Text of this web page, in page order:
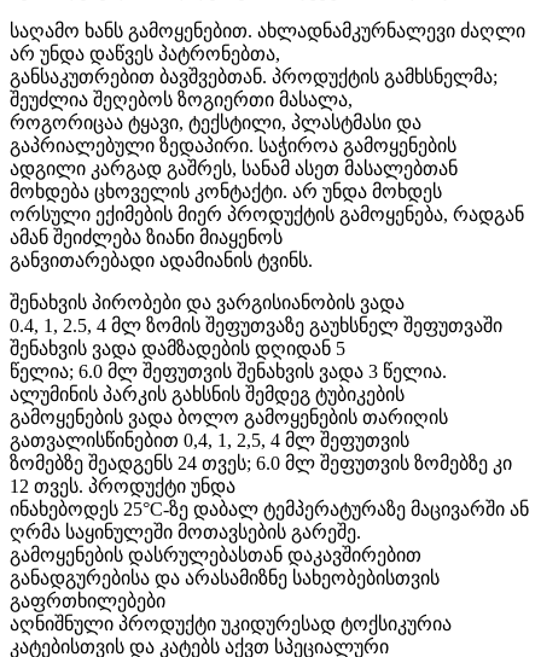
საღამო ხანს გამოყენებით. ახლადნამკურნალევი ძაღლი
არ უნდა დაწვეს პატრონებთა,
განსაკუთრებით ბავშვებთან. პროდუქტის გამხსნელმა;
შეუძლია შეღებოს ზოგიერთი მასალა,
როგორიცაა ტყავი, ტექსტილი, პლასტმასი და
გაპრიალებული ზედაპირი. საჭიროა გამოყენების
ადგილი კარგად გაშრეს, სანამ ასეთ მასალებთან
მოხდება ცხოველის კონტაქტი. არ უნდა მოხდეს
ორსული ექიმების მიერ პროდუქტის გამოყენება, რადგან
ამან შეიძლება ზიანი მიაყენოს
განვითარებადი ადამიანის ტვინს.
შენახვის პირობები და ვარგისიანობის ვადა
0.4, 1, 2.5, 4 მლ ზომის შეფუთვაზე გაუხსნელ შეფუთვაში
შენახვის ვადა დამზადების დღიდან 5
წელია; 6.0 მლ შეფუთვის შენახვის ვადა 3 წელია.
ალუმინის პარკის გახსნის შემდეგ ტუბიკების
გამოყენების ვადა ბოლო გამოყენების თარიღის
გათვალისწინებით 0,4, 1, 2,5, 4 მლ შეფუთვის
ზომებზე შეადგენს 24 თვეს; 6.0 მლ შეფუთვის ზომებზე კი
12 თვეს. პროდუქტი უნდა
ინახებოდეს 25°C-ზე დაბალ ტემპერატურაზე მაცივარში ან
ღრმა საყინულეში მოთავსების გარეშე.
გამოყენების დასრულებასთან დაკავშირებით
განადგურებისა და არასამიზნე სახეობებისთვის
გაფრთხილებები
აღნიშნული პროდუქტი უკიდურესად ტოქსიკურია
კატებისთვის და კატებს აქვთ სპეციალური